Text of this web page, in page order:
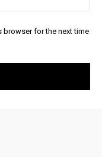
browser for the next time